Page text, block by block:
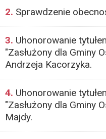
2. Sprawdzenie
3. Uhonorowanie
"Zasłużony dla Gminy
Andrzeja Kacorzyka.
4. Uhonorowanie
"Zasłużony dla Gminy
Majdy.